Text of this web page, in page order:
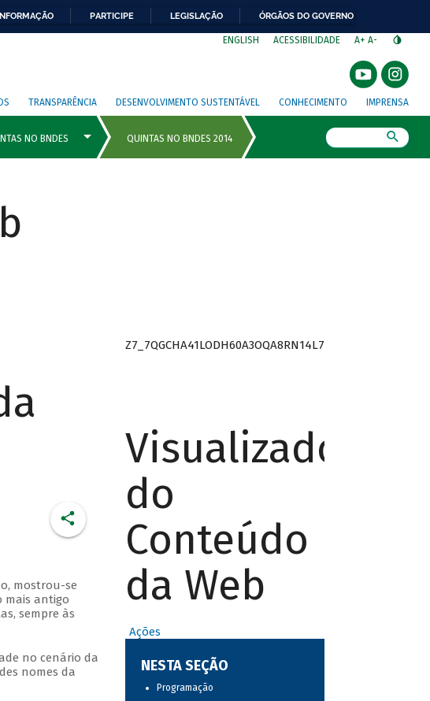
PARTICIPE LEGISLAÇÃO ÓRGÃOS DO GOVERNO
ENGLISH ACESSIBILIDADE A+ A-
TRANSPARÊNCIA DESENVOLVIMENTO SUSTENTÁVEL CONHECIMENTO IMPRENSA
mostrou-se
mais antigo
sempre às
no cenário da
nomes da
Z7_7QGCHA41LODH60A3OQA8RN14L7
Visualizador
do
Conteúdo
da Web
Ações
NESTA SEÇÃO
Programação